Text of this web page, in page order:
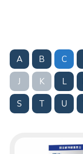
A B C
J
K L
S
T U